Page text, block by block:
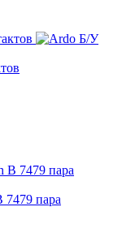
Б/У
7479 пара